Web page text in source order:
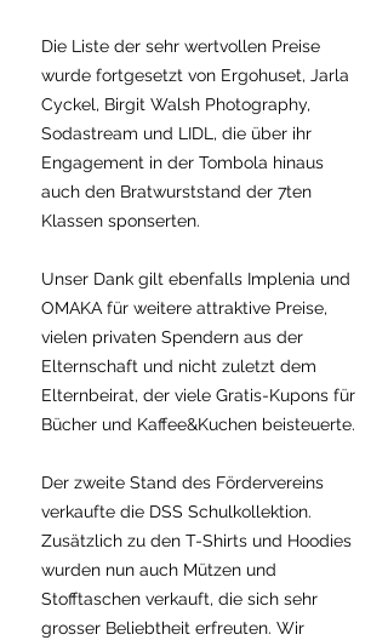
Die Liste der sehr wertvollen Preise
wurde fortgesetzt von Ergohuset, Jarla
Cyckel, Birgit Walsh Photography,
Sodastream und LIDL, die über ihr
Engagement in der Tombola hinaus
auch den Bratwurststand der 7ten
Klassen sponserten.
Unser Dank gilt ebenfalls Implenia und
OMAKA für weitere attraktive Preise,
vielen privaten Spendern aus der
Elternschaft und nicht zuletzt dem
Elternbeirat, der viele Gratis-Kupons für
Bücher und Kaffee&Kuchen beisteuerte.
Der zweite Stand des Fördervereins
verkaufte die DSS Schulkollektion.
Zusätzlich zu den T-Shirts und Hoodies
wurden nun auch Mützen und
Stofftaschen verkauft, die sich sehr
grosser Beliebtheit erfreuten. Wir